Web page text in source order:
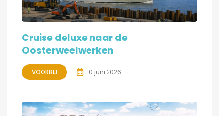
Cruise deluxe naar de
Oosterweelwerken
VOORBIJ 10 juni 2026